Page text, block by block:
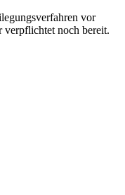
vor
verpflichtet noch bereit.